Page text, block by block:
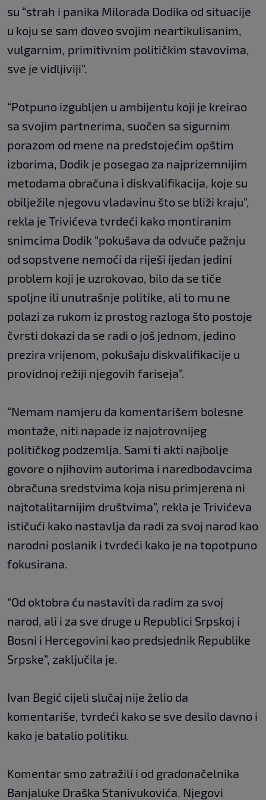
su “strah i panika Milorada Dodika od situacije
u koju se sam doveo svojim neartikulisanim,
vulgarnim, primitivnim političkim stavovima,
sve je vidljiviji”.
“Potpuno izgubljen u ambijentu koji je kreirao
sa svojim partnerima, suočen sa sigurnim
porazom od mene na predstojećim opštim
izborima, Dodik je posegao za najprizemnijim
metodama obračuna i diskvalifikacija, koje su
obilježile njegovu vladavinu što se bliži kraju”,
rekla je Trivićeva tvrdeći kako montiranim
snimcima Dodik “pokušava da odvuče pažnju
od sopstvene nemoći da riješi ijedan jedini
problem koji je uzrokovao, bilo da se tiče
spoljne ili unutrašnje politike, ali to mu ne
polazi za rukom iz prostog razloga što postoje
čvrsti dokazi da se radi o još jednom, jedino
prezira vrijenom, pokušaju diskvalifikacije u
providnoj režiji njegovih fariseja”.
“Nemam namjeru da komentarišem bolesne
montaže, niti napade iz najotrovnijeg
političkog podzemlja. Sami ti akti najbolje
govore o njihovim autorima i naredbodavcima
obračuna sredstvima koja nisu primjerena ni
najtotalitarnijim društvima”, rekla je Trivićeva
ističući kako nastavlja da radi za svoj narod kao
narodni poslanik i tvrdeći kako je na topotpuno
fokusirana.
“Od oktobra ću nastaviti da radim za svoj
narod, ali i za sve druge u Republici Srpskoj i
Bosni i Hercegovini kao predsjednik Republike
Srpske”, zaključila je.
Ivan Begić cijeli slučaj nije želio da
komentariše, tvrdeći kako se sve desilo davno i
kako je batalio politiku.
Komentar smo zatražili i od gradonačelnika
Banjaluke Draška Stanivukovića. Njegovi